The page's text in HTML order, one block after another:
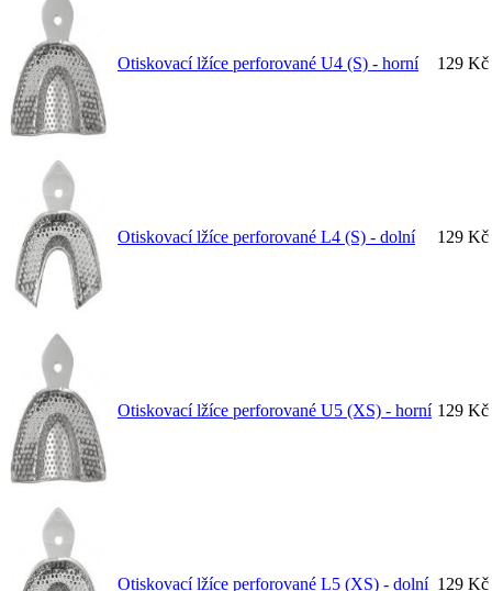
Otiskovací lžíce perforované U4 (S) - horní 129 Kč
Otiskovací lžíce perforované L4 (S) - dolní 129 Kč
Otiskovací lžíce perforované U5 (XS) - horní 129 Kč
Otiskovací lžíce perforované L5 (XS) - dolní 129 Kč